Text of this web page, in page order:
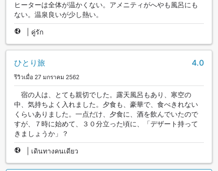
ヒーターは全体が温かくない。アメニティがへやも風呂にも
ない。温泉良いが少し熱い。
คู่รัก
ひとり旅 4.0
รีวิวเมื่อ 27 มกราคม 2562
宿の人は、とても親切でした。露天風呂もあり、寒空の
中、気持ちよく入れました。夕食も、豪華で、食べきれない
くらいありました。一点だけ、夕食に、酒を飲んでいたので
すが、７時に始めて、３０分立った頃に、「デザート持って
きましょうか」？
เดินทางคนเดียว